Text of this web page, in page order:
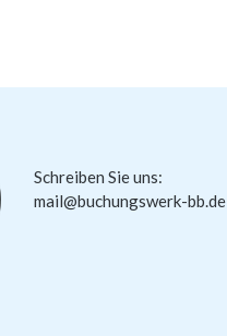
Schreiben Sie uns:
mail@buchungswerk-bb.de